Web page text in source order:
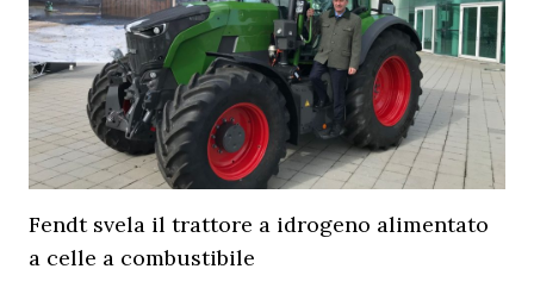
Fendt svela il trattore a idrogeno alimentato
a celle a combustibile